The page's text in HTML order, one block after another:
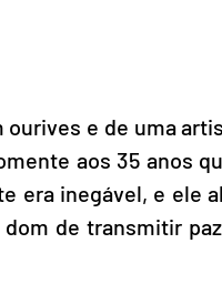
e de uma
aos 35 anos
era inegável, e ele
de transmitir